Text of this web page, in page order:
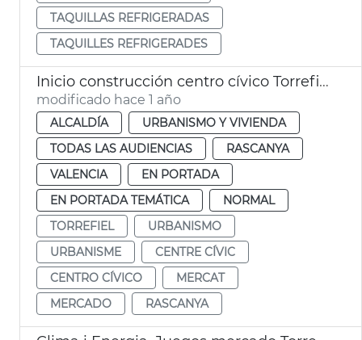
TAQUILLAS REFRIGERADAS
TAQUILLES REFRIGERADES
Inicio construcción centro cívico Torrefiel de València
modificado hace 1 año
ALCALDÍA
URBANISMO Y VIVIENDA
TODAS LAS AUDIENCIAS
RASCANYA
VALENCIA
EN PORTADA
EN PORTADA TEMÁTICA
NORMAL
TORREFIEL
URBANISMO
URBANISME
CENTRE CÍVIC
CENTRO CÍVICO
MERCAT
MERCADO
RASCANYA